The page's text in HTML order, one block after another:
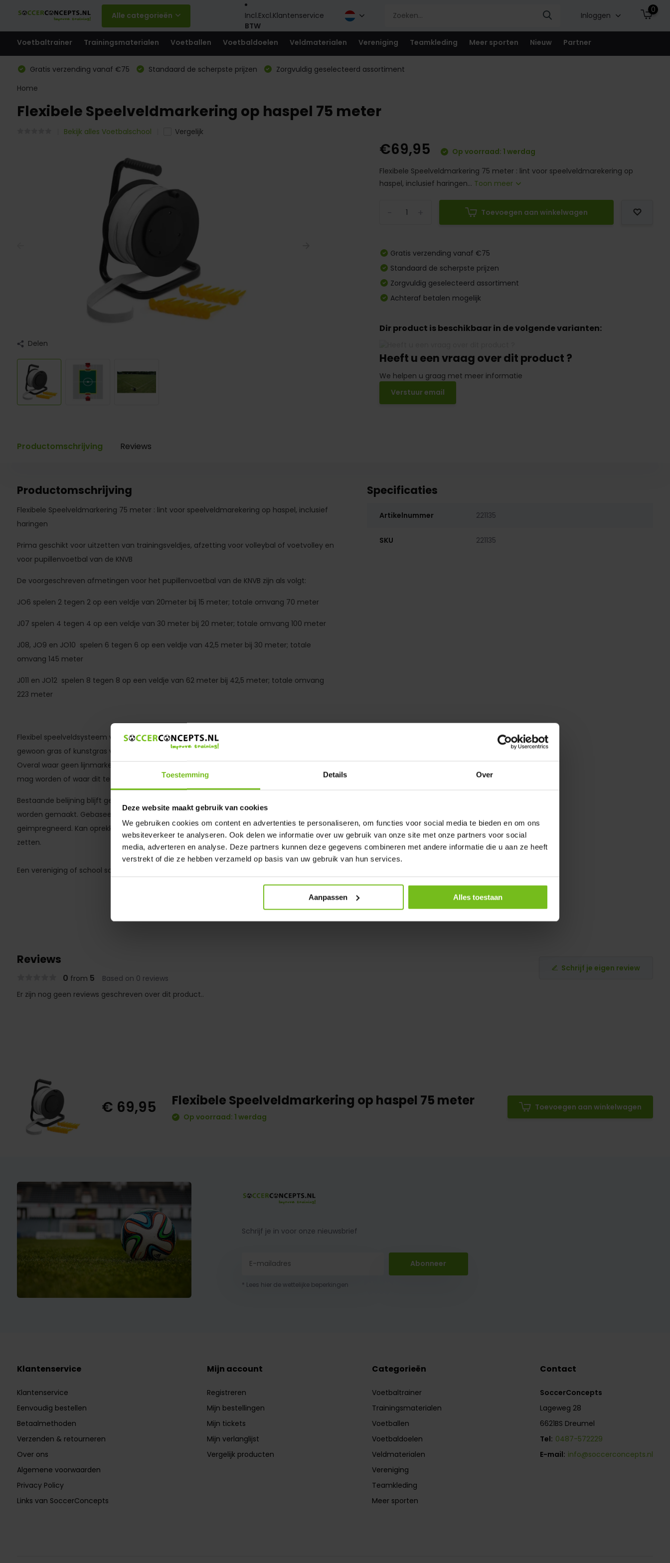
Toestemming Details Over
Deze website maakt gebruik van cookies
We gebruiken cookies om content en advertenties te personaliseren, om functies voor social media te bieden en om ons
websiteverkeer te analyseren. Ook delen we informatie over uw gebruik van onze site met onze partners voor social
media, adverteren en analyse. Deze partners kunnen deze gegevens combineren met andere informatie die u aan ze heeft
verstrekt of die ze hebben verzameld op basis van uw gebruik van hun services.
Aanpassen Alles toestaan
Alle categorieën Incl.Excl.
BTW
Klantenservice Inloggen
0
Voetbaltrainer Trainingsmaterialen Voetballen Voetbaldoelen Veldmaterialen Vereniging Teamkleding Meer sporten Nieuw Partner
Gratis verzending vanaf €75 Standaard de scherpste prijzen
Zorgvuldig geselecteerd assortiment
Home
Flexibele Speelveldmarkering op haspel 75 meter
Bekijk alles Voetbalschool Vergelijk
Delen
€69,95
Op voorraad: 1 werdag
Flexibele Speelveldmarkering 75 meter : lint voor speelveldmarekering op
haspel, inclusief haringen... Toon meer
Toevoegen aan winkelwagen
Gratis verzending vanaf €75
Standaard de scherpste prijzen
Zorgvuldig geselecteerd assortiment
Achteraf betalen mogelijk
Dir product is beschikbaar in de volgende varianten:
Heeft u een vraag over dit product ?
We helpen u graag met meer informatie
Verstuur email
Productomschrijving Reviews
Productomschrijving
Flexibele Speelveldmarkering 75 meter : lint voor speelveldmarekering op haspel, inclusief
haringen
Prima geschikt voor uitzetten van trainingsveldjes, afzetting voor volleybal of voetvolley en
voor pupillenvoetbal van de KNVB
De voorgeschreven afmetingen voor het pupillenvoetbal van de KNVB zijn als volgt:
JO6 spelen 2 tegen 2 op een veldje van 20meter bij 15 meter; totale omvang 70 meter
J07 spelen 4 tegen 4 op een veldje van 30 meter bij 20 meter; totale omvang 100 meter
J08, JO9 en JO10 spelen 6 tegen 6 op een veldje van 42,5 meter bij 30 meter; totale
omvang 145 meter
J011 en JO12 spelen 8 tegen 8 op een veldje van 62 meter bij 42,5 meter; totale omvang
223 meter
Flexibel speelveldsysteem voor sportverenigingen, scholen en evenementen. Om snel op
gewoon gras of kunstgras veldjes uit te zetten voor een toernooi, training of gymles.
Overal waar geen lijnmarkering met verf aanwezig is, waar deze niet aangebracht kan of
mag worden of waar dit te veel moeite en tijd kost.
Bestaande belijning blijft gewoon intact. Kan gemakkelijk tijdens gebruik groter of kleiner
worden gemaakt. Gebaseerd op 2cm elastische band welke waterafstotend is
geimpregneerd. Kan oprekken tot het dubbele van de eigen lengte. Met haringen vast te
zetten.
Een vereniging of school schaft dit éénmalig aan en heeft er jarenlang plezier van.
Specificaties
Artikelnummer 221135
SKU 221135
Reviews
0 from 5 Based on 0 reviews
Schrijf je eigen review
Er zijn nog geen reviews geschreven over dit product..
€ 69,95 Flexibele Speelveldmarkering op haspel 75 meter
Op voorraad: 1 werdag
Toevoegen aan winkelwagen
Schrijf je in voor onze nieuwsbrief
Abonneer
* Lees hier de wettelijke beperkingen
Klantenservice
Klantenservice
Eenvoudig bestellen
Betaalmethoden
Verzenden & retourneren
Over ons
Algemene voorwaarden
Privacy Policy
Links van SoccerConcepts
Mijn account
Registreren
Mijn bestellingen
Mijn tickets
Mijn verlanglijst
Vergelijk producten
Categorieën
Voetbaltrainer
Trainingsmaterialen
Voetballen
Voetbaldoelen
Veldmaterialen
Vereniging
Teamkleding
Meer sporten
Contact
SoccerConcepts
Lageweg 28
6621BS Dreumel
Tel: 0487-572229
E-mail: info@soccerconcepts.nl